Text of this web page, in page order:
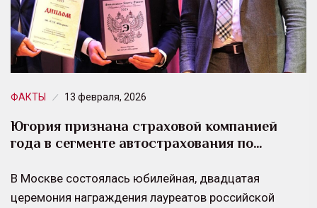
ФАКТЫ 13 февраля, 2026
Югория признана страховой компанией
года в сегменте автострахования по…
В Москве состоялась юбилейная, двадцатая
церемония награждения лауреатов российской